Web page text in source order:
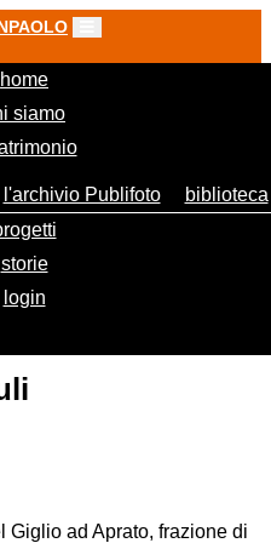
home(current)
siamo
l'archivio Publifoto
biblioteca
storie
login